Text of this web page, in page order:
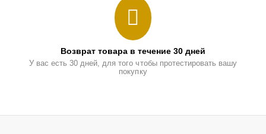
Возврат товара в течение 30 дней
У вас есть 30 дней, для того чтобы протестировать вашу
покупку